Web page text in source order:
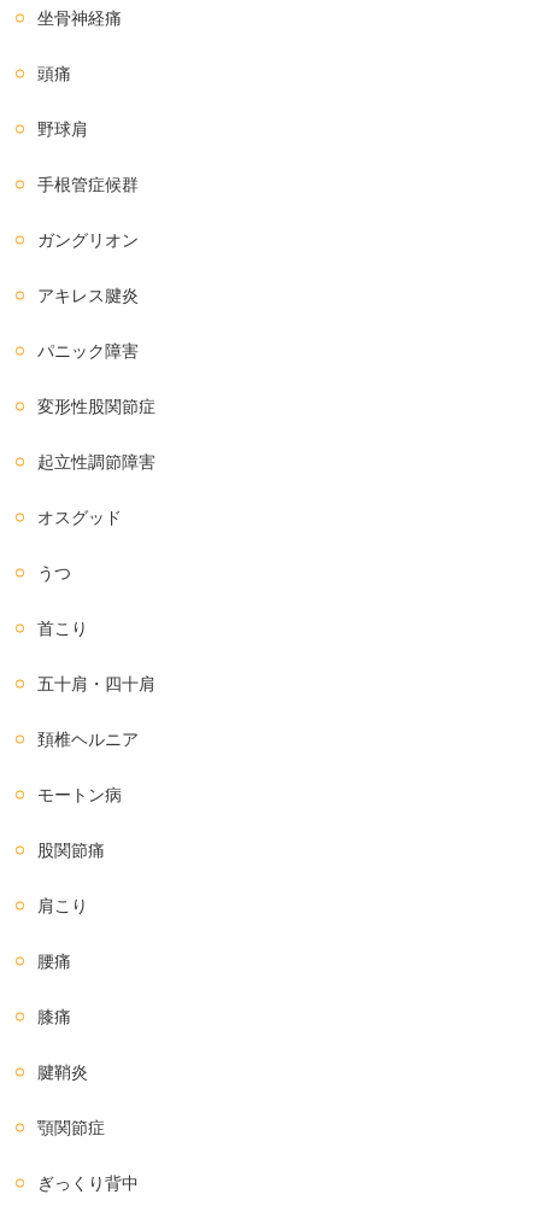
坐骨神経痛
頭痛
野球肩
手根管症候群
ガングリオン
アキレス腱炎
パニック障害
変形性股関節症
起立性調節障害
オスグッド
うつ
首こり
五十肩・四十肩
頚椎ヘルニア
モートン病
股関節痛
肩こり
腰痛
膝痛
腱鞘炎
顎関節症
ぎっくり背中